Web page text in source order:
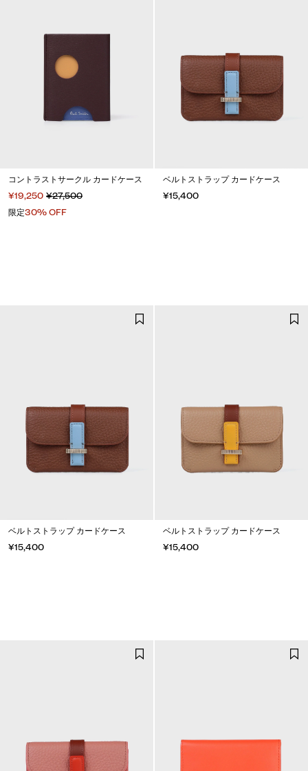
コントラストサークル カードケース
¥19,250 ¥27,500
限定30% OFF
ベルトストラップ カードケース
¥15,400
ベルトストラップ カードケース
¥15,400
ベルトストラップ カードケース
¥15,400